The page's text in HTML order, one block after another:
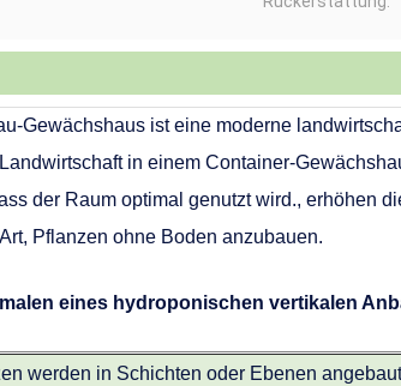
Gewächshaus ist eine moderne
in einem Container-
der Raum optimal genutzt wird., erhöhen
Pflanzen ohne Boden anzubauen.
eines hydroponischen vertikalen
werden in Schichten oder Ebenen